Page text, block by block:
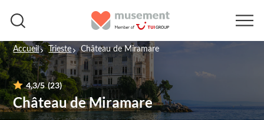
Accueil Trieste Château de Miramare
4,3/5 (23)
Château de Miramare